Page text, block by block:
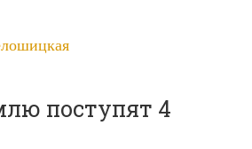
поступят 4